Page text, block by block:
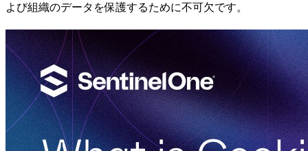
よび組織のデータを保護するために不可欠です。